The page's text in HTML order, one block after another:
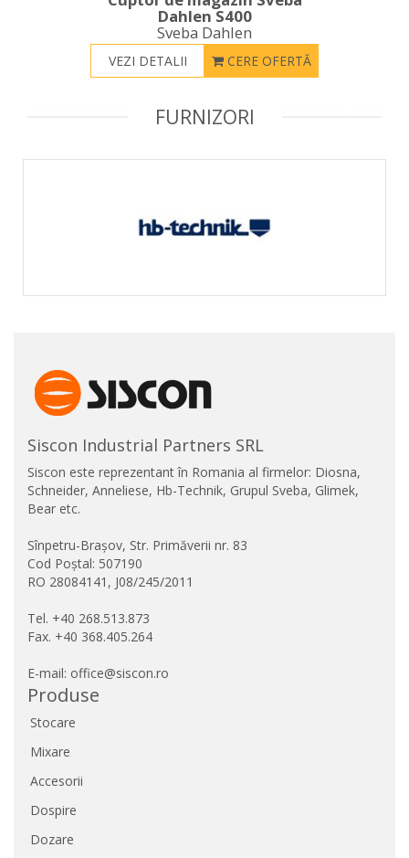
Dahlen S400
Sveba Dahlen
VEZI DETALII CERE OFERTĂ
FURNIZORI
Siscon Industrial Partners SRL
Siscon este reprezentant în Romania al firmelor: Diosna,
Schneider, Anneliese, Hb-Technik, Grupul Sveba, Glimek,
Bear etc.
Sînpetru-Brașov, Str. Primăverii nr. 83
Cod Poștal: 507190
RO 28084141, J08/245/2011
Tel. +40 268.513.873
Fax. +40 368.405.264
E-mail: office@siscon.ro
Produse
Stocare
Mixare
Accesorii
Dospire
Dozare